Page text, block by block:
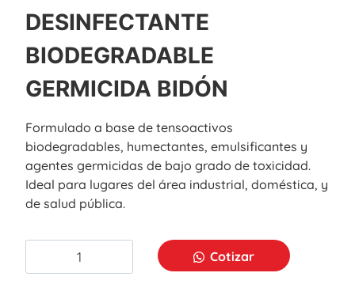
DESINFECTANTE
BIODEGRADABLE
GERMICIDA BIDÓN
Formulado a base de tensoactivos
biodegradables, humectantes, emulsificantes y
agentes germicidas de bajo grado de toxicidad.
Ideal para lugares del área industrial, doméstica, y
de salud pública.
Cotizar